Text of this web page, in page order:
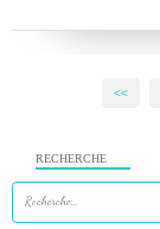
<<
RECHERCHE